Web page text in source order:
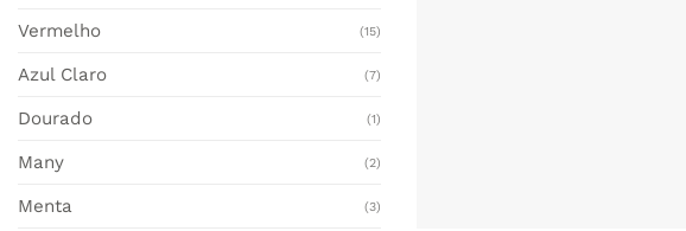
Vermelho (15)
Azul Claro (7)
Dourado (1)
Many (2)
Menta (3)